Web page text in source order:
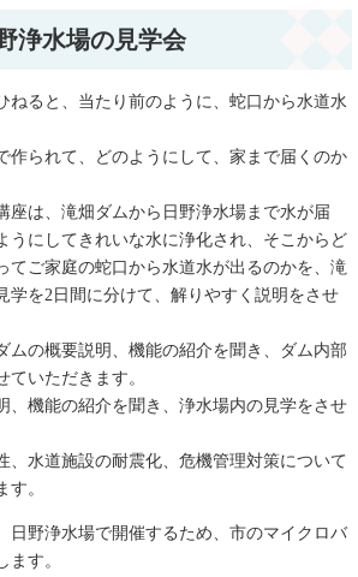
浄水場の見学会
ねると、当たり前のように、蛇口から水道水
作られて、どのようにして、家まで届くのか
座は、滝畑ダムから日野浄水場まで水が届
うにしてきれいな水に浄化され、そこからど
てご家庭の蛇口から水道水が出るのかを、滝
学を2日間に分けて、解りやすく説明をさせ
ムの概要説明、機能の紹介を聞き、ダム内部
ていただきます。
、機能の紹介を聞き、浄水場内の見学をさせ
、水道施設の耐震化、危機管理対策について
す。
日野浄水場で開催するため、市のマイクロバ
ます。